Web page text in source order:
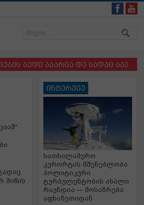
აბარია და სადაც ბავშვსა
მიწის
ინტერვიუ
სათხილამურო
კურორტის მშენებლობა
პოლიტიკური
ტურბულენტობის ახალი
რაუნდია — მოსაზრება
აფხაზეთიდან